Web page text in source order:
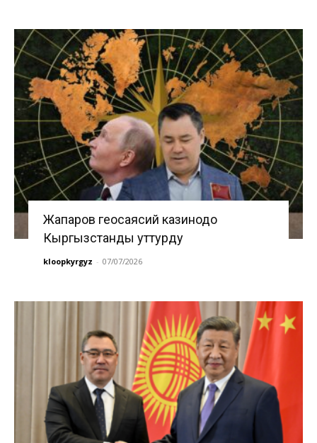
Жапаров геосаясий казинодо
Кыргызстанды уттурду
kloopkyrgyz - 07/07/2026